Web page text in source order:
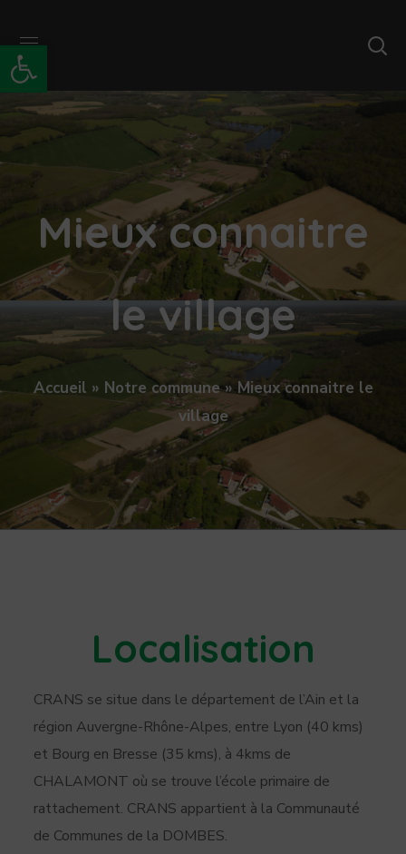
Ouvrir la barre d’outils
Mieux connaitre
le village
Accueil » Notre commune» Mieux connaitre le
village
Localisation
CRANS se situe dans le département de l’Ain et la
région Auvergne-Rhône-Alpes, entre Lyon (40 kms)
et Bourg en Bresse (35 kms), à 4kms de
CHALAMONT où se trouve l’école primaire de
rattachement. CRANS appartient à la Communauté
de Communes de la DOMBES.